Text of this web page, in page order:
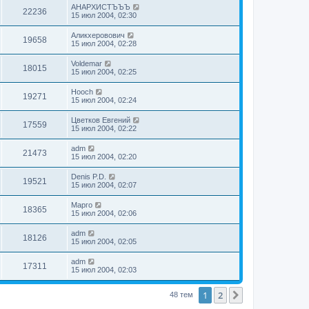
22236
АНАРХИСТЪЪЪ
15 июл 2004, 02:30
19658
Аликхеровович
15 июл 2004, 02:28
18015
Voldemar
15 июл 2004, 02:25
19271
Hooch
15 июл 2004, 02:24
17559
Цветков Евгений
15 июл 2004, 02:22
21473
adm
15 июл 2004, 02:20
19521
Denis P.D.
15 июл 2004, 02:07
18365
Марго
15 июл 2004, 02:06
18126
adm
15 июл 2004, 02:05
17311
adm
15 июл 2004, 02:03
48 тем 1 2